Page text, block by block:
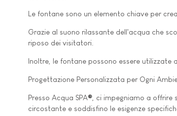
Le fontane sono un elemento chiave per
Grazie al suono rilassante dell'acqua che
riposo dei visitatori.
Inoltre, le fontane possono essere utilizzate
Progettazione Personalizzata per Ogni
Presso Acqua SPA® , ci impegniamo a
circostante e soddisfino le esigenze